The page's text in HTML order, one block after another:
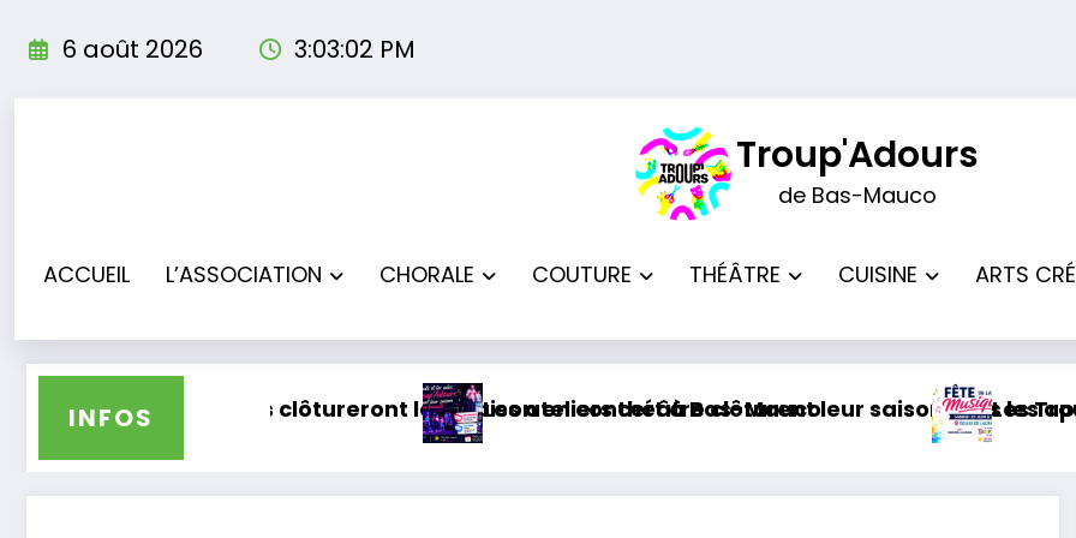
6 août 2026 3:03:03 PM
Troup'Adours
de Bas-Mauco
ACCUEIL L’ASSOCIATION CHORALE COUTURE THÉÂTRE CUISINE ARTS
INFOSclôtureront leur saison en concert à Bas-Mauco
Les ateliers théâtre clôturent leur saison sous lesLes Troup’Adours